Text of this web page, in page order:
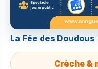
La Fée des Doudous
Crèche &